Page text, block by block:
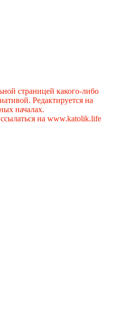
страницей какого-либо
Редактируется на
началах.
на www.katolik.life